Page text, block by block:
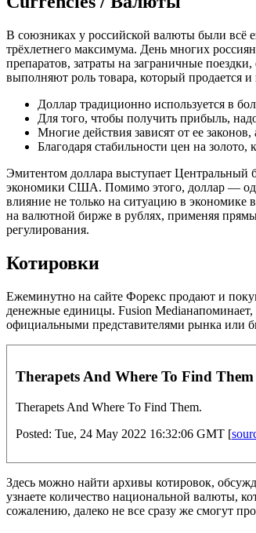
В союзниках у российской валюты были всё
трёхлетнего максимума. День многих
препаратов, затраты на заграничные
выполняют роль товара, который продается и
Доллар традиционно используется в
Для того, чтобы получить прибыль,
Многие действия зависят от ее
Благодаря стабильности цен на
Эмитентом доллара выступает
экономики США. Помимо этого, доллар —
влияние не только на ситуацию в
на валютной бирже в рублях, применяя
регулирования.
Котировки
Ежеминутно на сайте Форекс продают и
денежные единицы. Fusion Mediaнапоминает,
официальными представителями рынка или
Therapets And Where To Find
Therapets And Where To Find Them.
Posted: Tue, 24 May 2022 16:32:06 GMT [
Здесь можно найти архивы котировок,
узнаете количество национальной валюты,
сожалению, далеко не все сразу же смогут